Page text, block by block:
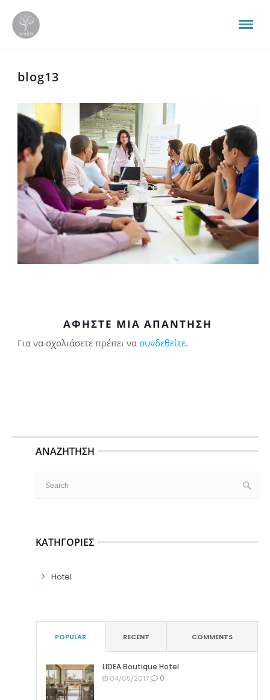
blog13
ΑΦΉΣΤΕ ΜΙΑ ΑΠΆΝΤΗΣΗ
Για να σχολιάσετε πρέπει να συνδεθείτε.
ΑΝΑΖΉΤΗΣΗ
ΚΑΤΗΓΟΡΊΕΣ
Hotel
POPULAR RECENT COMMENTS
LIDEA Boutique Hotel
04/05/2017 0